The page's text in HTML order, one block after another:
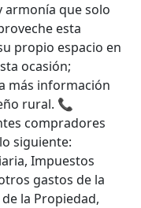
armonía que solo
esta
propio espacio en
ocasión;
más información
rural. 📞
compradores
siguiente:
Impuestos
otros gastos de la
la Propiedad,